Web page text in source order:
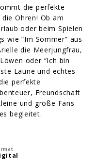
die perfekte
Ohren! Ob am
oder beim Spielen
wie “Im Sommer” aus
die Meerjungfrau,
oder “Ich bin
Laune und echtes
perfekte
Freundschaft
und große Fans
begleitet.